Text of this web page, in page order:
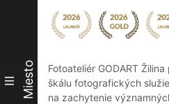
III Miesto
Fotoateliér GODART
škálu fotografických
na zachytenie